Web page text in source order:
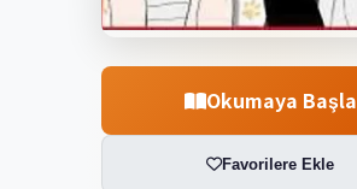
Okumaya Başla
Favorilere Ekle